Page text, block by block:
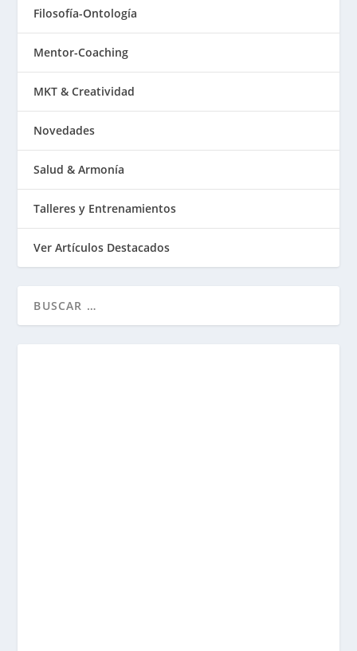
Filosofía-Ontología
Mentor-Coaching
MKT & Creatividad
Novedades
Salud & Armonía
Talleres y Entrenamientos
Ver Artículos Destacados